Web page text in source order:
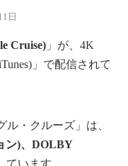
日
Cruise) 」が、4K
」で配信されて
ル・クルーズ」は、
ン)、DOLBY
ています。